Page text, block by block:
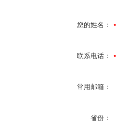
您的姓名：
联系电话：
常用邮箱：
省份：